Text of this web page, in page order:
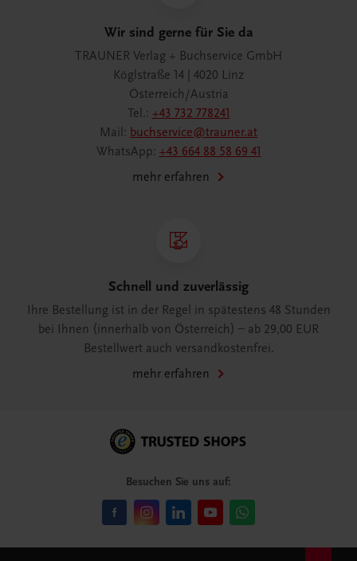
Wir sind gerne für Sie da
TRAUNER Verlag + Buchservice GmbH
Köglstraße 14 | 4020 Linz
Österreich/Austria
Tel.: +43 732 778241
Mail: buchservice@trauner.at
WhatsApp: +43 664 88 58 69 41
mehr erfahren
Schnell und zuverlässig
Ihre Bestellung ist in der Regel in spätestens 48 Stunden
bei Ihnen (innerhalb von Österreich) – ab 29,00 EUR
Bestellwert auch versandkostenfrei.
mehr erfahren
Besuchen Sie uns auf: